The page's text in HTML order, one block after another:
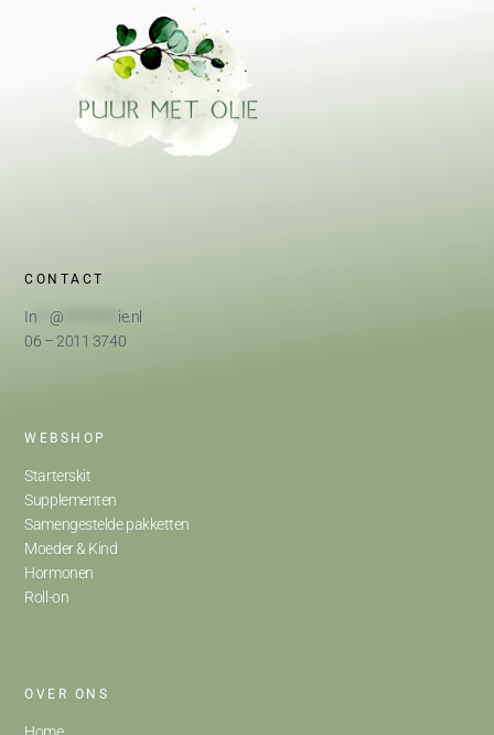
CONTACT
In @
ie.nl
06 – 2011 3740
WEBSHOP
Starterskit
Supplementen
Samengestelde pakketten
Moeder & Kind
Hormonen
Roll-on
OVER ONS
Home